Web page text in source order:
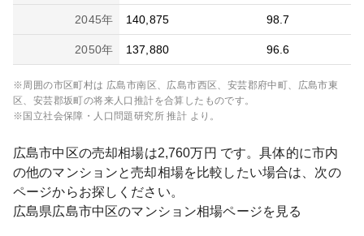
2045年 140,875 98.7
2050年 137,880 96.6
※周囲の市区町村は 広島市南区、広島市西区、安芸郡府中町、広島市東
区、安芸郡坂町の将来人口推計を合算したものです。
※国立社会保障・人口問題研究所 推計 より。
広島市中区の売却相場は2,760万円 です。具体的に市内
の他のマンションと売却相場を比較したい場合は、次の
ページからお探しください。
広島県広島市中区のマンション相場ページを見る